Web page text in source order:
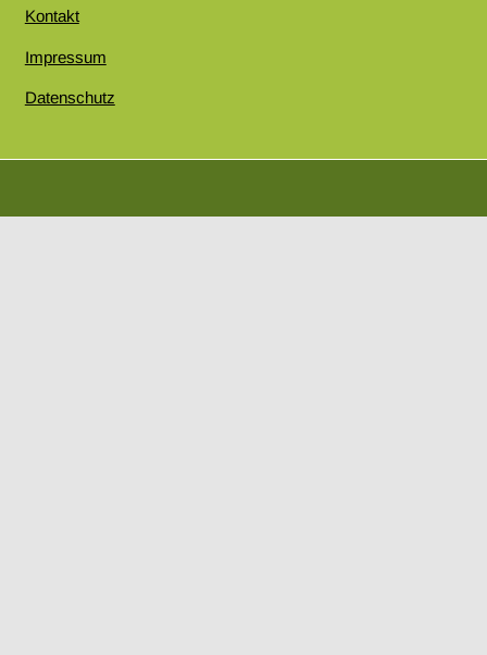
Kontakt
Impressum
Datenschutz